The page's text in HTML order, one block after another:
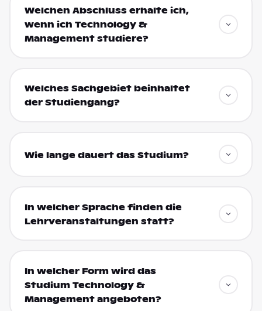
Welchen Abschluss erhalte ich,
wenn ich Technology &
Management studiere?
Welches Sachgebiet beinhaltet
der Studiengang?
Wie lange dauert das Studium?
In welcher Sprache finden die
Lehrveranstaltungen statt?
In welcher Form wird das
Studium Technology &
Management angeboten?